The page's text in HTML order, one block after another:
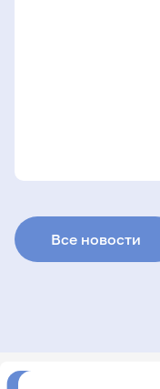
Все новости